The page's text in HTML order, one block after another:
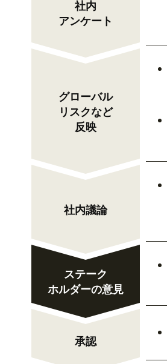
社内
アンケート
グローバル
リスクなど
反映
社内議論
ステーク
ホルダーの意見
承認